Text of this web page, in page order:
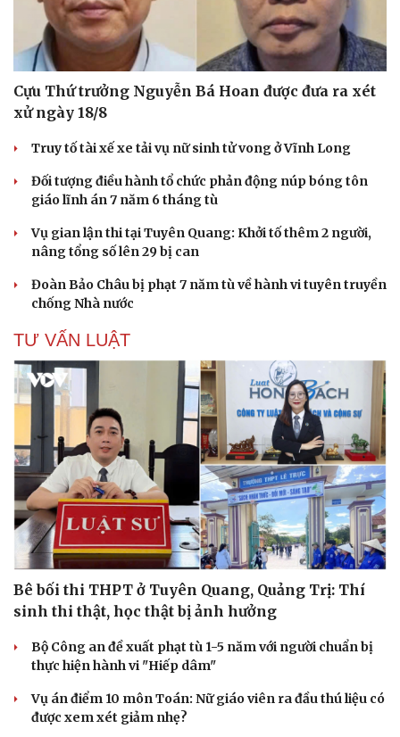
Cựu Thứ trưởng Nguyễn Bá Hoan được đưa ra xét
xử ngày 18/8
Truy tố tài xế xe tải vụ nữ sinh tử vong ở Vĩnh Long
Đối tượng điều hành tổ chức phản động núp bóng tôn
giáo lĩnh án 7 năm 6 tháng tù
Vụ gian lận thi tại Tuyên Quang: Khởi tố thêm 2 người,
nâng tổng số lên 29 bị can
Đoàn Bảo Châu bị phạt 7 năm tù về hành vi tuyên truyền
chống Nhà nước
TƯ VẤN LUẬT
Bê bối thi THPT ở Tuyên Quang, Quảng Trị: Thí
sinh thi thật, học thật bị ảnh hưởng
Bộ Công an đề xuất phạt tù 1-5 năm với người chuẩn bị
thực hiện hành vi "Hiếp dâm"
Vụ án điểm 10 môn Toán: Nữ giáo viên ra đầu thú liệu có
được xem xét giảm nhẹ?